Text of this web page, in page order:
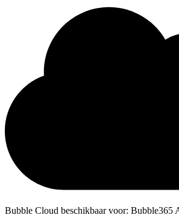
Bubble Cloud beschikbaar voor: Bubble365